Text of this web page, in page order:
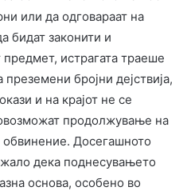
или да одговараат на
бидат законити и
истрагата траеше
бројни дејствија,
и на крајот не се
продолжување на
Досегашното
дека поднесувањето
основа, особено во